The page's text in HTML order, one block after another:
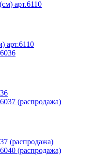
арт.6110
(распродажа)